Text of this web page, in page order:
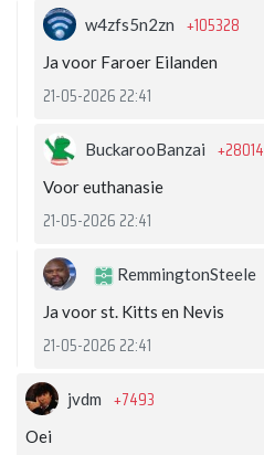
w4zfs5n2zn +105328
Ja voor Faroer Eilanden
21-05-2026 22:41
BuckarooBanzai +28014
Voor euthanasie
21-05-2026 22:41
RemmingtonSteele
Ja voor st. Kitts en Nevis
21-05-2026 22:41
jvdm +7493
Oei